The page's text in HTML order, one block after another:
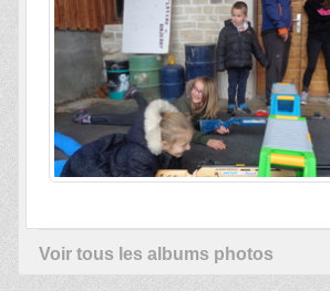
Voir tous les albums photos